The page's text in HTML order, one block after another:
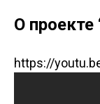
О проекте
https://